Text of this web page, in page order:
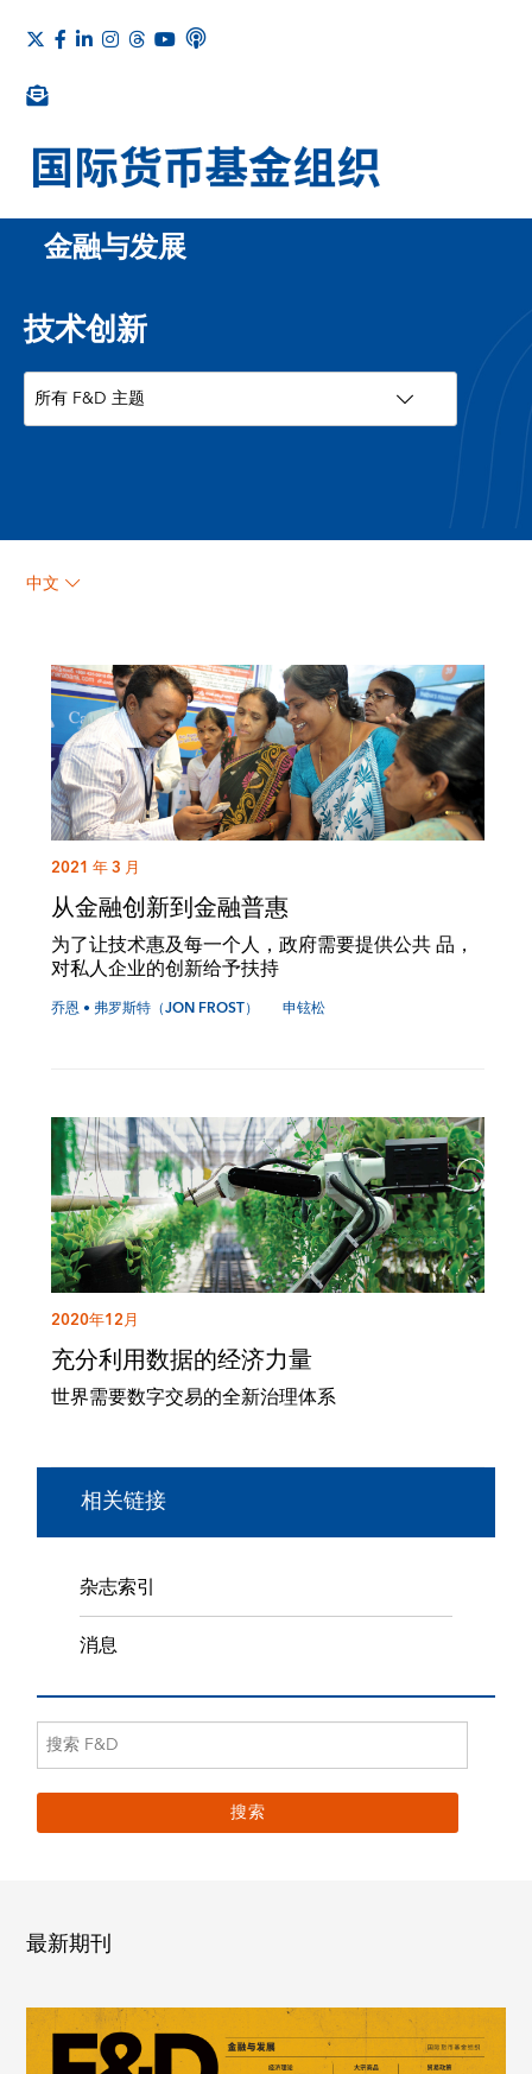
金融与发展
技术创新
中文
2021 年 3 月
从金融创新到金融普惠
为了让技术惠及每一个人，政府需要提供公共 品，
对私人企业的创新给予扶持
乔恩 • 弗罗斯特（JON FROST） 申铉松
2020年12月
充分利用数据的经济力量
世界需要数字交易的全新治理体系
相关链接
杂志索引
消息
最新期刊